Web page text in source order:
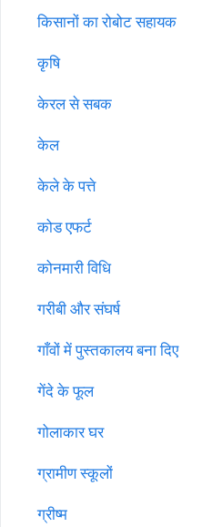
किसानों का रोबोट सहायक
कृषि
केरल से सबक
केल
केले के पत्ते
कोड एफर्ट
कोनमारी विधि
गरीबी और संघर्ष
गाँवों में पुस्तकालय बना दिए
गेंदे के फूल
गोलाकार घर
ग्रामीण स्कूलों
ग्रीष्म